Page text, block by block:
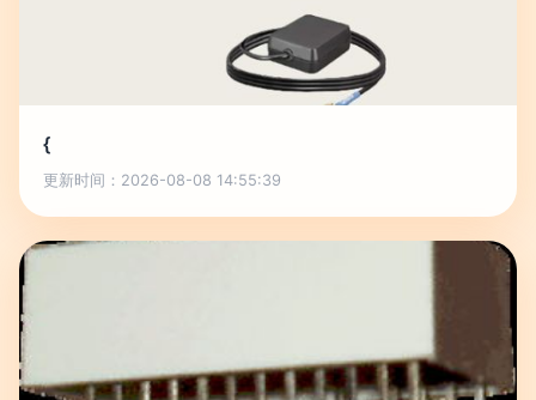
{
更新时间：2026-08-08 14:55:39